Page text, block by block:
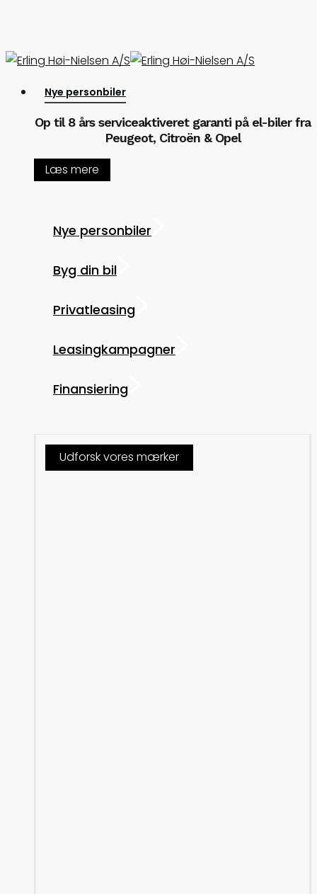
main
Menu
Nye personbiler
Op til 8 års serviceaktiveret garanti på el-biler fra
Peugeot, Citroën & Opel
Læs mere
Nye personbiler
Byg din bil
Privatleasing
Leasingkampagner
Finansiering
Udforsk vores mærker